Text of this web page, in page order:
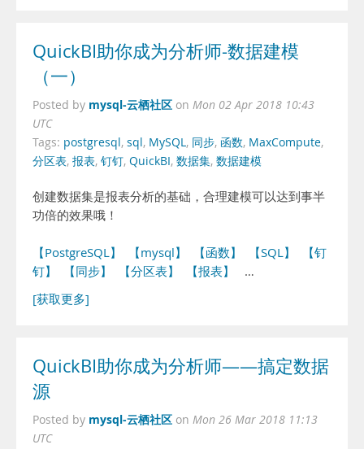
QuickBI助你成为分析师-数据建模
（一）
Posted by mysql-云栖社区 on Mon 02 Apr 2018 10:43
UTC
Tags: postgresql, sql, MySQL, 同步, 函数, MaxCompute,
分区表, 报表, 钉钉, QuickBI, 数据集, 数据建模
创建数据集是报表分析的基础，合理建模可以达到事半
功倍的效果哦！
【PostgreSQL】 【mysql】 【函数】 【SQL】
【钉
钉】
【同步】 【分区表】 【报表】
…
[获取更多]
QuickBI助你成为分析师——搞定数据
源
Posted by mysql-云栖社区 on Mon 26 Mar 2018 11:13
UTC